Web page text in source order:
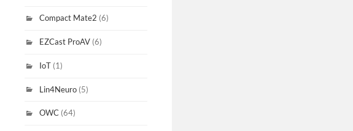
Compact Mate2 (6)
EZCast ProAV (6)
IoT (1)
Lin4Neuro (5)
OWC (64)